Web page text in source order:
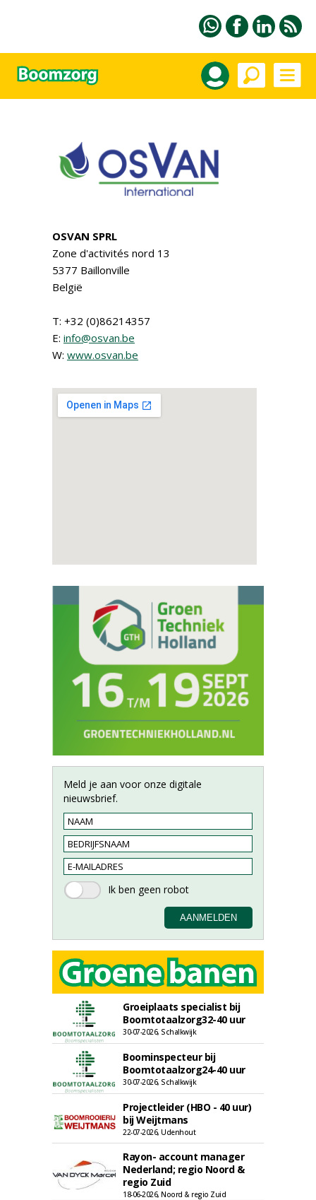
OSVAN SPRL
Zone d'activités nord 13
5377 Baillonville
België
T: +32 (0)86214357
E: info@osvan.be
W: www.osvan.be
Meld je aan voor onze digitale
nieuwsbrief.
Groeiplaats specialist bij
Boomtotaalzorg32-40 uur
30-07-2026, Schalkwijk
Boominspecteur bij
Boomtotaalzorg24-40 uur
30-07-2026, Schalkwijk
Projectleider (HBO - 40 uur)
bij Weijtmans
22-07-2026, Udenhout
Rayon- account manager
Nederland; regio Noord &
regio Zuid
18-06-2026, Noord & regio Zuid